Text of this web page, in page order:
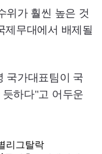
위가 훨씬 높은 것
제무대에서 배제될
국가대표팀이 국
하다"고 어두운
리그탈락